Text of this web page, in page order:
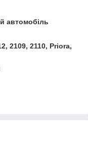
автомобіль
2109, 2110, Priora,